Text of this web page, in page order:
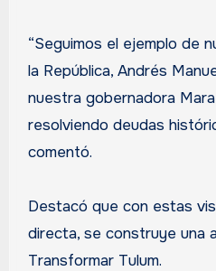
“Seguimos el ejemplo de
la República, Andrés
nuestra gobernadora
resolviendo deudas
comentó.
Destacó que con estas
directa, se construye una
Transformar Tulum.